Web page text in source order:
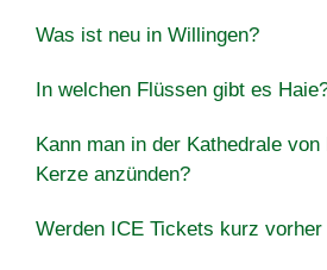
Was ist neu in Willingen?
In welchen Flüssen gibt es
Kann man in der Kathedrale
Kerze anzünden?
Werden ICE Tickets kurz